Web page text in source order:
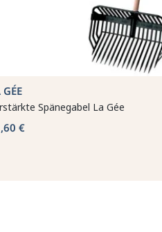
Spänegabel La Gée
€